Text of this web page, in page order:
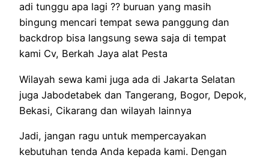
adi tunggu apa lagi ?? buruan yang masih
bingung mencari tempat sewa panggung dan
backdrop bisa langsung sewa saja di tempat
kami Cv, Berkah Jaya alat Pesta
Wilayah sewa kami juga ada di Jakarta Selatan
juga Jabodetabek dan Tangerang, Bogor, Depok,
Bekasi, Cikarang dan wilayah lainnya
Jadi, jangan ragu untuk mempercayakan
kebutuhan tenda Anda kepada kami. Dengan